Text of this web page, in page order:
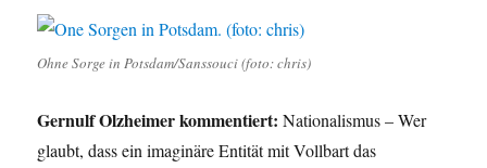
Ohne Sorge in Potsdam/Sanssouci (foto: chris)
Gernulf Olzheimer kommentiert: Nationalismus – Wer
glaubt, dass ein imaginäre Entität mit Vollbart das